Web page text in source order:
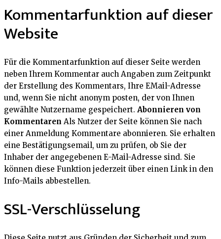
Kommentarfunktion auf dieser
Website
Für die Kommentarfunktion auf dieser Seite werden
neben Ihrem Kommentar auch Angaben zum Zeitpunkt
der Erstellung des Kommentars, Ihre EMail-Adresse
und, wenn Sie nicht anonym posten, der von Ihnen
gewählte Nutzername gespeichert. Abonnieren von
Kommentaren Als Nutzer der Seite können Sie nach
einer Anmeldung Kommentare abonnieren. Sie erhalten
eine Bestätigungsemail, um zu prüfen, ob Sie der
Inhaber der angegebenen E-Mail-Adresse sind. Sie
können diese Funktion jederzeit über einen Link in den
Info-Mails abbestellen.
SSL-Verschlüsselung